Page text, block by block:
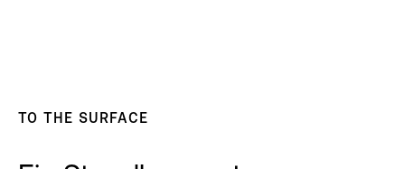
TO THE SURFACE